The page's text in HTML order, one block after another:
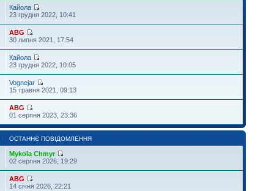
Кайола
23 грудня 2022, 10:41
ABG
30 липня 2021, 17:54
Кайола
23 грудня 2022, 10:05
Vognejar
15 травня 2021, 09:13
ABG
01 серпня 2023, 23:36
ОСТАННЄ ПОВІДОМЛЕННЯ
Mykola Chmyr
02 серпня 2026, 19:29
ABG
14 січня 2026, 22:21